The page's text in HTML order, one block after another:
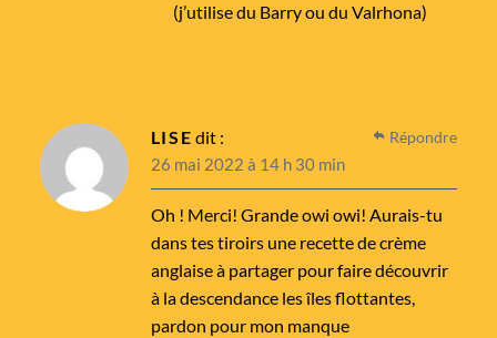
(j’utilise du Barry ou du Valrhona)
LISE dit :
26 mai 2022 à 14 h 30 min
Oh ! Merci! Grande owi owi! Aurais-tu
dans tes tiroirs une recette de crème
anglaise à partager pour faire découvrir
à la descendance les îles flottantes,
pardon pour mon manque
Répondre